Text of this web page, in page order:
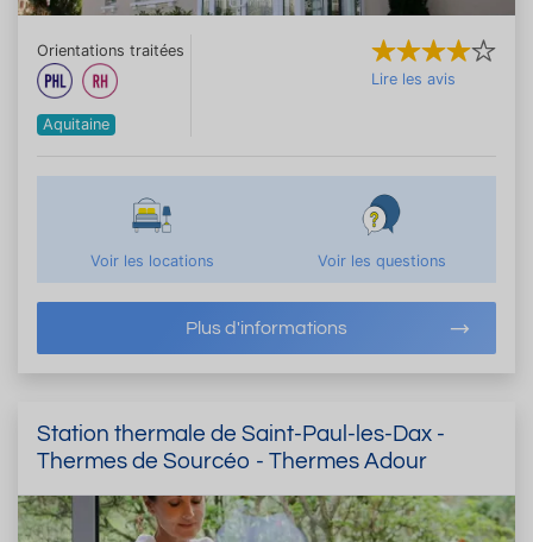
Orientations traitées
Aquitaine
Lire les avis
Voir les locations Voir les questions
Plus d'informations
Station thermale de Saint-Paul-les-Dax -
Thermes de Sourcéo - Thermes Adour